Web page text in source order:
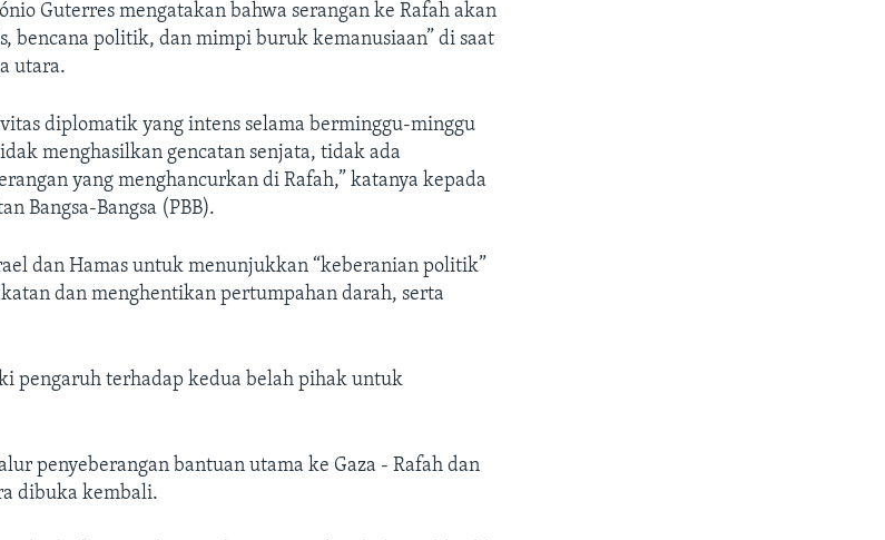
Guterres mengatakan bahwa serangan ke Rafah akan
bencana politik, dan mimpi buruk kemanusiaan” di saat
utara.
diplomatik yang intens selama berminggu-minggu
menghasilkan gencatan senjata, tidak ada
yang menghancurkan di Rafah,” katanya kepada
Bangsa-Bangsa (PBB).
dan Hamas untuk menunjukkan “keberanian politik”
dan menghentikan pertumpahan darah, serta
pengaruh terhadap kedua belah pihak untuk
penyeberangan bantuan utama ke Gaza - Rafah dan
dibuka kembali.